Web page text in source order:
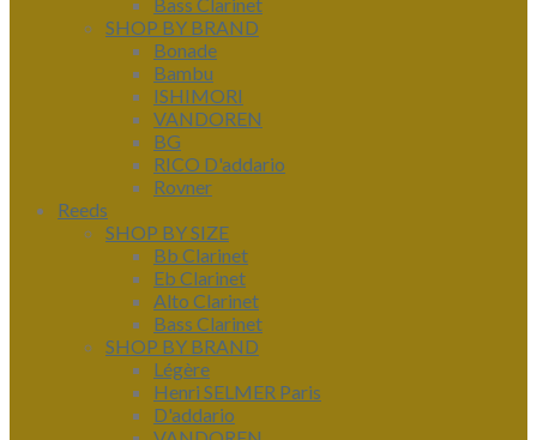
SHOP BY BRAND
Bonade
Bambu
ISHIMORI
VANDOREN
BG
RICO D'addario
Rovner
Reeds
SHOP BY SIZE
Bb Clarinet
Eb Clarinet
Alto Clarinet
Bass Clarinet
SHOP BY BRAND
Légère
Henri SELMER Paris
D'addario